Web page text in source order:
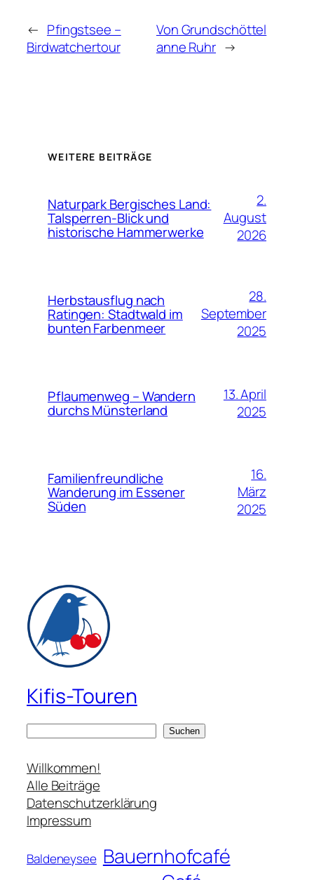
← Pfingstsee –
Birdwatchertour
Von Grundschöttel
anne Ruhr →
WEITERE BEITRÄGE
Naturpark Bergisches Land:
Talsperren-Blick und
historische Hammerwerke
2.
August
2026
Herbstausflug nach
Ratingen: Stadtwald im
bunten Farbenmeer
28.
September
2025
Pflaumenweg – Wandern
durchs Münsterland
13. April
2025
Familienfreundliche
Wanderung im Essener
Süden
16.
März
2025
Kifis-Touren
c
h
e
n
Suchen
Willkommen!
Alle Beiträge
Datenschutzerklärung
Impressum
Baldeneysee Bauernhofcafé